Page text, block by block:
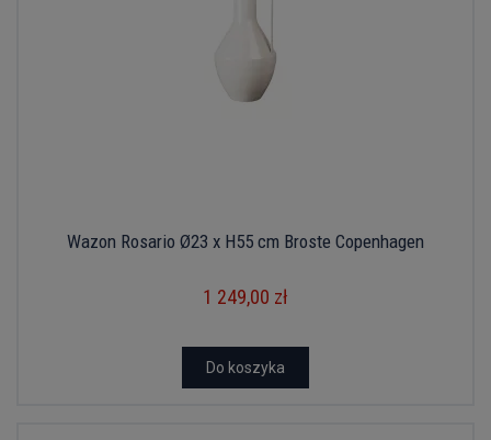
Wazon Rosario Ø23 x H55 cm Broste Copenhagen
1 249,00 zł
Do koszyka